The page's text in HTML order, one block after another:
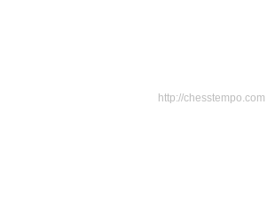
http://chesstempo.com